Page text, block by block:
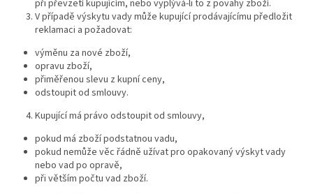
při převzetí kupujícím, nebo vyplývá-li to z povahy zboží.
V případě výskytu vady může kupující prodávajícímu předložit
reklamaci a požadovat:
výměnu za nové zboží,
opravu zboží,
přiměřenou slevu z kupní ceny,
odstoupit od smlouvy.
Kupující má právo odstoupit od smlouvy,
pokud má zboží podstatnou vadu,
pokud nemůže věc řádně užívat pro opakovaný výskyt vady
nebo vad po opravě,
při větším počtu vad zboží.